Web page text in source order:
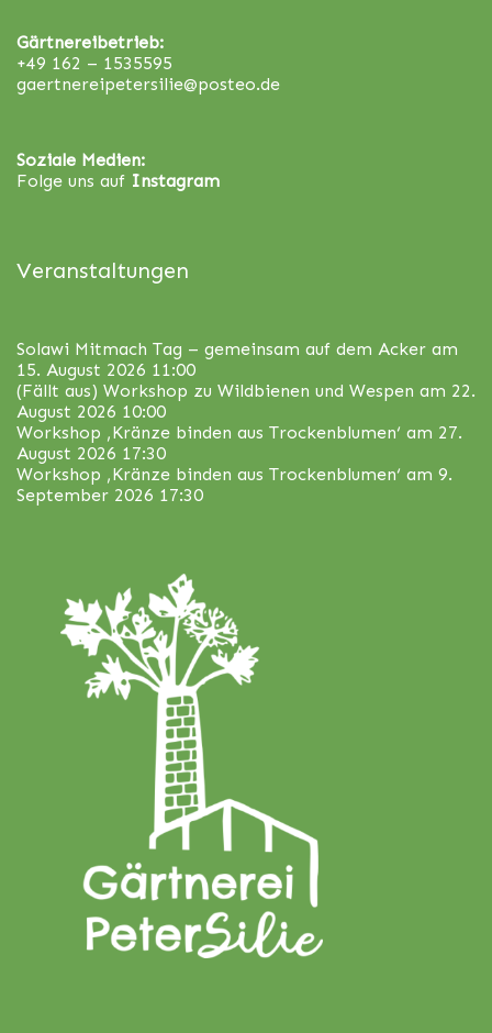
Gärtnereibetrieb:
+49 162 – 1535595
gaertnereipetersilie@posteo.de
Soziale Medien:
Folge uns auf Instagram
Veranstaltungen
Solawi Mitmach Tag – gemeinsam auf dem Acker am
15. August 2026 11:00
(Fällt aus) Workshop zu Wildbienen und Wespen am 22.
August 2026 10:00
Workshop ‚Kränze binden aus Trockenblumen‘ am 27.
August 2026 17:30
Workshop ‚Kränze binden aus Trockenblumen‘ am 9.
September 2026 17:30